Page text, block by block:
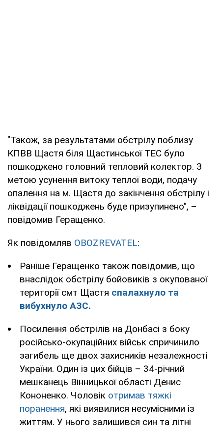
"Також, за результатами обстрілу поблизу
КПВВ Щастя біля Щастинської ТЕС було
пошкоджено головний тепловий колектор. З
метою усунення витоку теплої води, подачу
опалення на м. Щастя до закінчення обстрілу і
ліквідації пошкоджень буде призупинено", –
повідомив Геращенко.
Як повідомляв OBOZREVATEL:
Раніше Геращенко також повідомив, що
внаслідок обстрілу бойовиків з окупованої
території смт Щастя спалахнуло та
вибухнуло АЗС.
Посилення обстрілів на Донбасі з боку
російсько-окупаційних військ спричинило
загибель ще двох захисників незалежності
України. Один із цих бійців – 34-річний
мешканець Вінницької області Денис
Кононенко. Чоловік отримав тяжкі
поранення, які виявилися несумісними із
життям. У нього залишився син та літні